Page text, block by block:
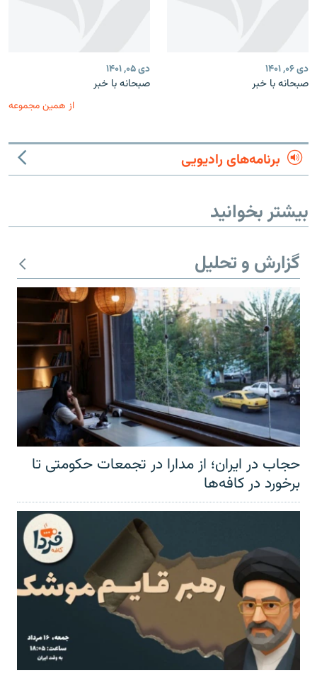
دی ۰۶, ۱۴۰۱
صبحانه با خبر
دی ۰۵, ۱۴۰۱
صبحانه با خبر
از همین مجموعه
برنامه‌های رادیویی
بیشتر بخوانید
گزارش و تحلیل
حجاب در ایران؛ از مدارا در تجمعات حکومتی تا
برخورد در کافه‌ها